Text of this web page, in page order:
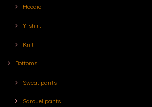
Hoodie
Y-shirt
Knit
Bottoms
Sweat pants
Sarouel pants